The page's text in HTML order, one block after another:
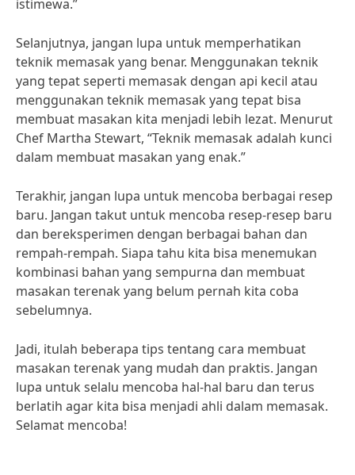
istimewa.”
Selanjutnya, jangan lupa untuk memperhatikan
teknik memasak yang benar. Menggunakan teknik
yang tepat seperti memasak dengan api kecil atau
menggunakan teknik memasak yang tepat bisa
membuat masakan kita menjadi lebih lezat. Menurut
Chef Martha Stewart, “Teknik memasak adalah kunci
dalam membuat masakan yang enak.”
Terakhir, jangan lupa untuk mencoba berbagai resep
baru. Jangan takut untuk mencoba resep-resep baru
dan bereksperimen dengan berbagai bahan dan
rempah-rempah. Siapa tahu kita bisa menemukan
kombinasi bahan yang sempurna dan membuat
masakan terenak yang belum pernah kita coba
sebelumnya.
Jadi, itulah beberapa tips tentang cara membuat
masakan terenak yang mudah dan praktis. Jangan
lupa untuk selalu mencoba hal-hal baru dan terus
berlatih agar kita bisa menjadi ahli dalam memasak.
Selamat mencoba!